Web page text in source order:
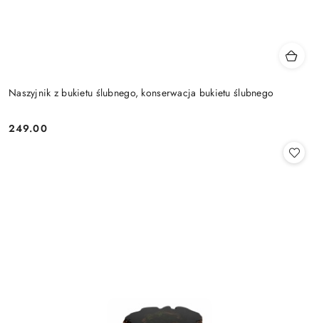
Naszyjnik z bukietu ślubnego, konserwacja bukietu ślubnego
Cena:
249.00